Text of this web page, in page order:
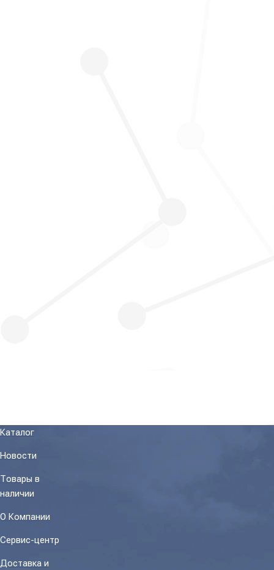
Каталог
Новости
Товары в
наличии
О Компании
Сервис-центр
Доставка и